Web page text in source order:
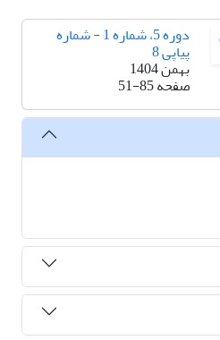
دوره 5، شماره 1 - شماره
پیاپی 8
بهمن 1404
صفحه51-85